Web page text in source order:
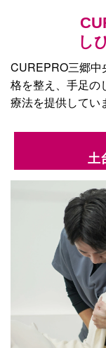
し
CUREPRO三郷中
格を整え、手足の
療法を提供してい
土